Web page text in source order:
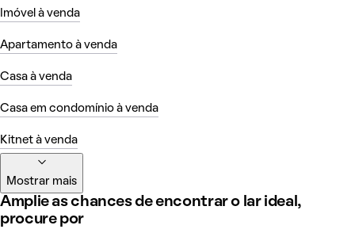
Imóvel à venda
Apartamento à venda
Casa à venda
Casa em condomínio à venda
Kitnet à venda
Mostrar mais
Amplie as chances de encontrar o lar ideal,
procure por